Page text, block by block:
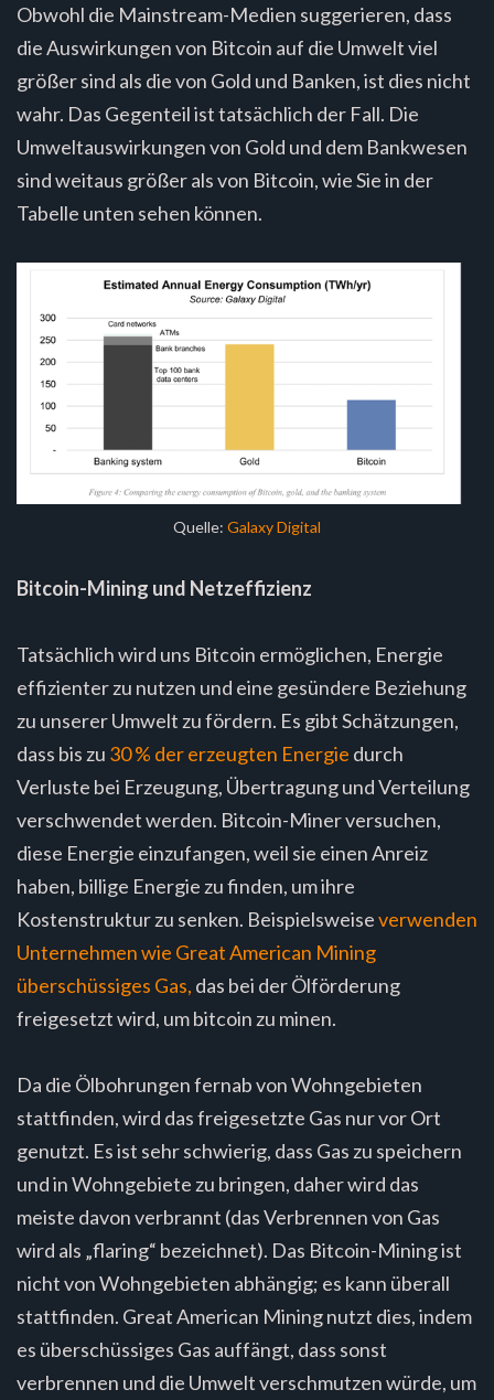
Obwohl die Mainstream-Medien suggerieren, dass
die Auswirkungen von Bitcoin auf die Umwelt viel
größer sind als die von Gold und Banken, ist dies nicht
wahr. Das Gegenteil ist tatsächlich der Fall. Die
Umweltauswirkungen von Gold und dem Bankwesen
sind weitaus größer als von Bitcoin, wie Sie in der
Tabelle unten sehen können.
Quelle: Galaxy Digital
Bitcoin-Mining und Netzeffizienz
Tatsächlich wird uns Bitcoin ermöglichen, Energie
effizienter zu nutzen und eine gesündere Beziehung
zu unserer Umwelt zu fördern. Es gibt Schätzungen,
dass bis zu 30 % der erzeugten Energie durch
Verluste bei Erzeugung, Übertragung und Verteilung
verschwendet werden. Bitcoin-Miner versuchen,
diese Energie einzufangen, weil sie einen Anreiz
haben, billige Energie zu finden, um ihre
Kostenstruktur zu senken. Beispielsweiseverwenden
Unternehmen wie Great American Mining
überschüssiges Gas, das bei der Ölförderung
freigesetzt wird, um bitcoin zu minen.
Da die Ölbohrungen fernab von Wohngebieten
stattfinden, wird das freigesetzte Gas nur vor Ort
genutzt. Es ist sehr schwierig, dass Gas zu speichern
und in Wohngebiete zu bringen, daher wird das
meiste davon verbrannt (das Verbrennen von Gas
wird als „flaring“ bezeichnet). Das Bitcoin-Mining ist
nicht von Wohngebieten abhängig; es kann überall
stattfinden. Great American Mining nutzt dies, indem
es überschüssiges Gas auffängt, dass sonst
verbrennen und die Umwelt verschmutzen würde, um